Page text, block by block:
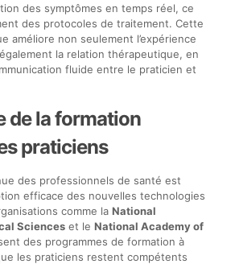
des symptômes en temps réel, ce
des protocoles de traitement. Cette
améliore non seulement l’expérience
la relation thérapeutique, en
fluide entre le praticien et
de la formation
praticiens
des professionnels de santé est
efficace des nouvelles technologies
comme la National
Scienceset le National Academy of
des programmes de formation à
les praticiens restent compétents